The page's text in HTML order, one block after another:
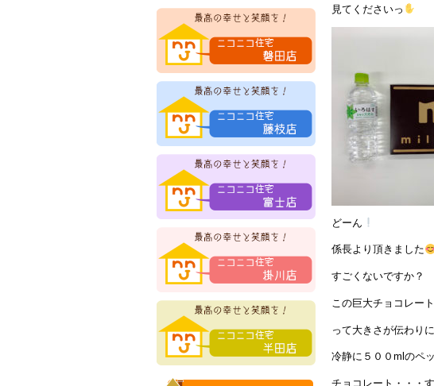
見てくださいっ
どーん
係長より頂きました
すごくないですか？
この巨大チョコレート
って大きさが伝わり
冷静に５００mlのペ
チョコレート・・・